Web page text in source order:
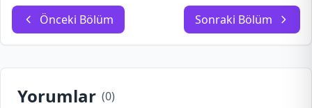
Önceki Bölüm Sonraki Bölüm
Yorumlar (0)